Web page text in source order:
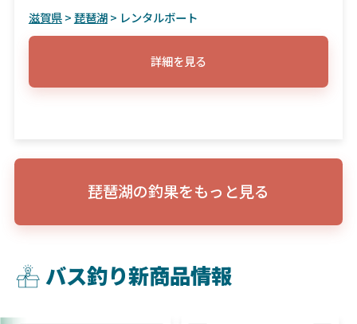
滋賀県>琵琶湖> レンタルボート
詳細を見る
琵琶湖の釣果をもっと見る
バス釣り新商品情報